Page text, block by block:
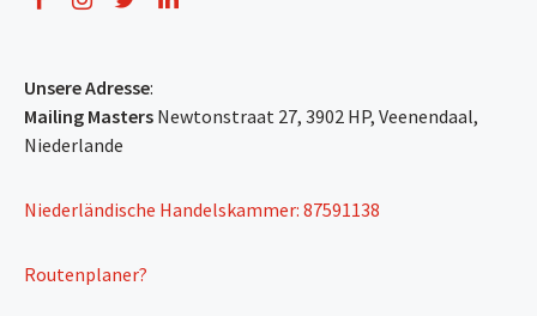
Unsere Adresse:
Mailing Masters Newtonstraat 27, 3902 HP, Veenendaal,
Niederlande
Niederländische Handelskammer: 87591138
Routenplaner?